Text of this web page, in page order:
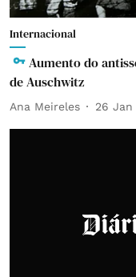
Internacional
Aumento do
de Auschwitz
Ana Meireles 26 Jan